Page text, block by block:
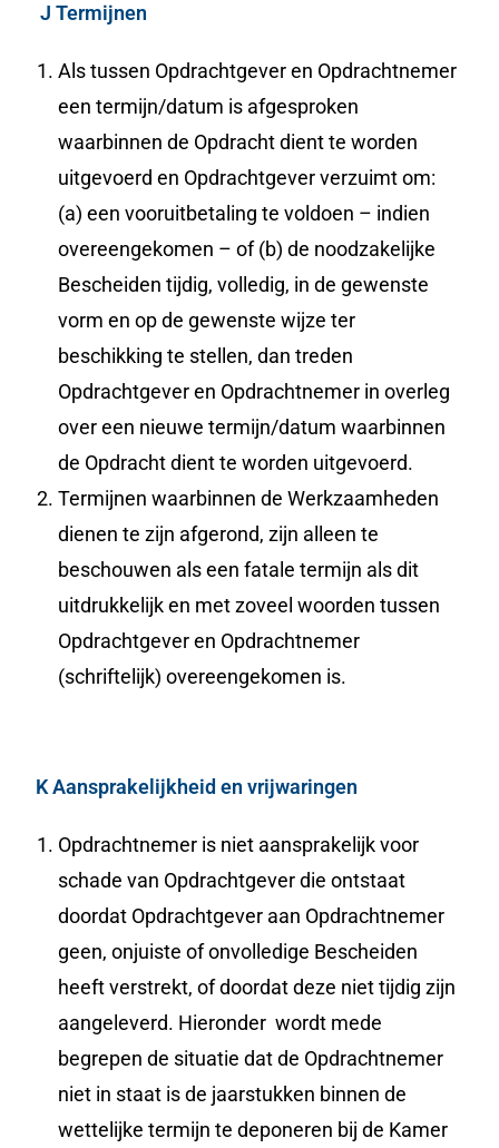
J Termijnen
Als tussen Opdrachtgever en Opdrachtnemer
een termijn/datum is afgesproken
waarbinnen de Opdracht dient te worden
uitgevoerd en Opdrachtgever verzuimt om:
(a) een vooruitbetaling te voldoen – indien
overeengekomen – of (b) de noodzakelijke
Bescheiden tijdig, volledig, in de gewenste
vorm en op de gewenste wijze ter
beschikking te stellen, dan treden
Opdrachtgever en Opdrachtnemer in overleg
over een nieuwe termijn/datum waarbinnen
de Opdracht dient te worden uitgevoerd.
Termijnen waarbinnen de Werkzaamheden
dienen te zijn afgerond, zijn alleen te
beschouwen als een fatale termijn als dit
uitdrukkelijk en met zoveel woorden tussen
Opdrachtgever en Opdrachtnemer
(schriftelijk) overeengekomen is.
K Aansprakelijkheid en vrijwaringen
Opdrachtnemer is niet aansprakelijk voor
schade van Opdrachtgever die ontstaat
doordat Opdrachtgever aan Opdrachtnemer
geen, onjuiste of onvolledige Bescheiden
heeft verstrekt, of doordat deze niet tijdig zijn
aangeleverd. Hieronder wordt mede
begrepen de situatie dat de Opdrachtnemer
niet in staat is de jaarstukken binnen de
wettelijke termijn te deponeren bij de Kamer